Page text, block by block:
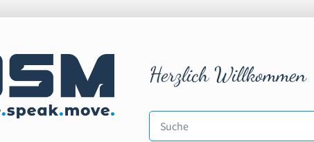
Herzlich Willkommen